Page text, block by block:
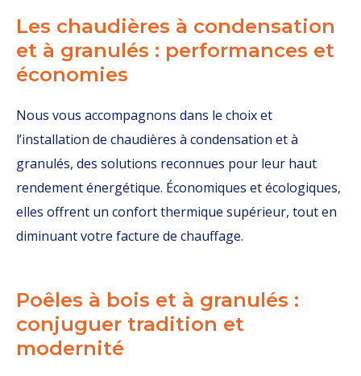
Les chaudières à condensation
et à granulés : performances et
économies
Nous vous accompagnons dans le choix et
l’installation de chaudières à condensation et à
granulés, des solutions reconnues pour leur haut
rendement énergétique. Économiques et écologiques,
elles offrent un confort thermique supérieur, tout en
diminuant votre facture de chauffage.
Poêles à bois et à granulés :
conjuguer tradition et
modernité